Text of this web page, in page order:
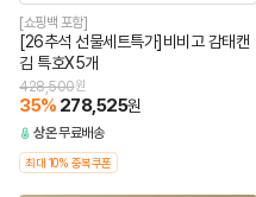
[쇼핑백 포함]
[26추석 선물세트특가]비비고 감태캔
김 특호X5개
428,500원
35% 278,525원
상온무료배송
최대 10% 중복쿠폰